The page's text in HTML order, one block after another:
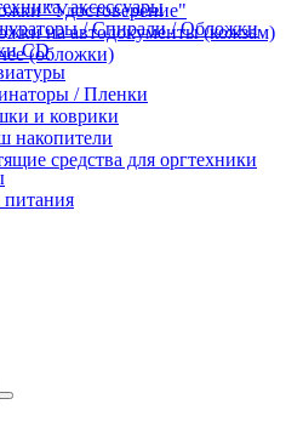
"Удостоверение"
на автодокументы (кожзам)
(обложки)
аксессуары
/ Спирали / Обложки
CD
/ Пленки
и коврики
накопители
средства для оргтехники